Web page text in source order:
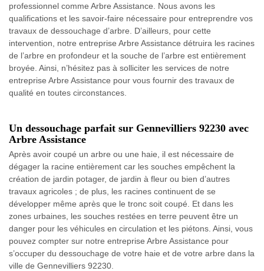
professionnel comme Arbre Assistance. Nous avons les
qualifications et les savoir-faire nécessaire pour entreprendre vos
travaux de dessouchage d’arbre. D’ailleurs, pour cette
intervention, notre entreprise Arbre Assistance détruira les racines
de l’arbre en profondeur et la souche de l’arbre est entièrement
broyée. Ainsi, n’hésitez pas à solliciter les services de notre
entreprise Arbre Assistance pour vous fournir des travaux de
qualité en toutes circonstances.
Un dessouchage parfait sur Gennevilliers 92230 avec
Arbre Assistance
Après avoir coupé un arbre ou une haie, il est nécessaire de
dégager la racine entièrement car les souches empêchent la
création de jardin potager, de jardin à fleur ou bien d’autres
travaux agricoles ; de plus, les racines continuent de se
développer même après que le tronc soit coupé. Et dans les
zones urbaines, les souches restées en terre peuvent être un
danger pour les véhicules en circulation et les piétons. Ainsi, vous
pouvez compter sur notre entreprise Arbre Assistance pour
s’occuper du dessouchage de votre haie et de votre arbre dans la
ville de Gennevilliers 92230.